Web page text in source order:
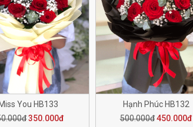
Miss You HB133
350.000đ
Hạnh Phúc HB132
500.000đ 450.000đ